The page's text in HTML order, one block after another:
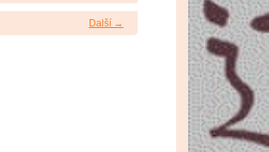
Další →